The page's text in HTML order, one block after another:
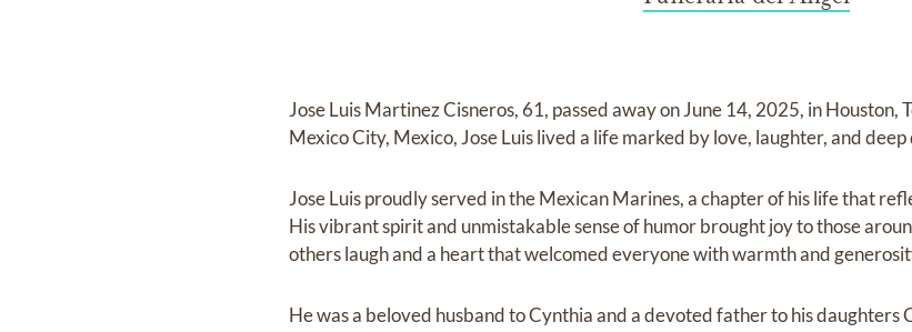
Jose Luis Martinez Cisneros, 61, passed away on June 14, 2025, in Houston,
Mexico City, Mexico, Jose Luis lived a life marked by love, laughter, and
Jose Luis proudly served in the Mexican Marines, a chapter of his life that
His vibrant spirit and unmistakable sense of humor brought joy to those
others laugh and a heart that welcomed everyone with warmth and
He was a beloved husband to Cynthia and a devoted father to his daughters